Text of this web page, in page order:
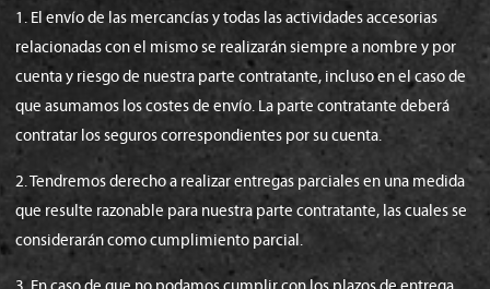
1. El envío de las mercancías y todas las actividades accesorias
relacionadas con el mismo se realizarán siempre a nombre y por
cuenta y riesgo de nuestra parte contratante, incluso en el caso de
que asumamos los costes de envío. La parte contratante deberá
contratar los seguros correspondientes por su cuenta.
2. Tendremos derecho a realizar entregas parciales en una medida
que resulte razonable para nuestra parte contratante, las cuales se
considerarán como cumplimiento parcial.